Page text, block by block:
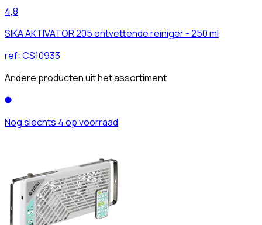
4,8
SIKA AKTIVATOR 205 ontvettende reiniger - 250 ml
ref: CS10933
Andere producten uit het assortiment
Nog slechts 4 op voorraad